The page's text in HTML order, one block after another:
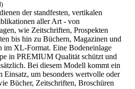
der standfesten, vertikalen
aller Art - von
wie Zeitschriften, Prospekten
bis hin zu Büchern, Magazinen und
im XL-Format. Eine Bodeneinlage
in PREMIUM Qualität schützt und
Bei diesem Modell kommt ein
Einsatz, um besonders wertvolle oder
Bücher, Zeitschriften, Broschüren